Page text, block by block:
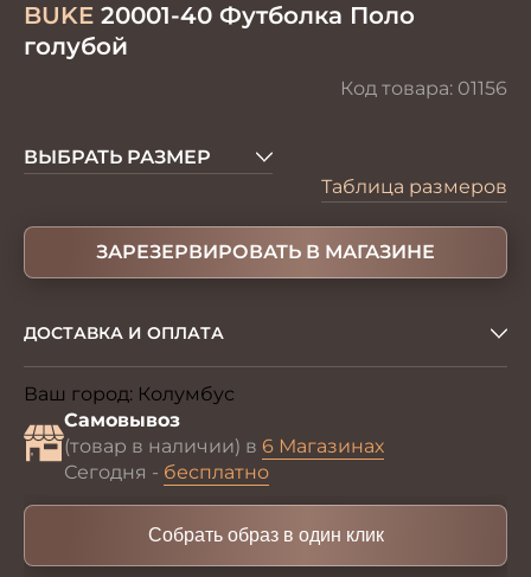
BUKE 20001-40 Футболка Поло
голубой
Код товара: 01156
ВЫБРАТЬ РАЗМЕР
Таблица размеров
ЗАРЕЗЕРВИРОВАТЬ В МАГАЗИНЕ
ДОСТАВКА И ОПЛАТА
Ваш город: Колумбус
Самовывоз
(товар в наличии) в 6 Магазинах
Сегодня - бесплатно
Собрать образ в один клик